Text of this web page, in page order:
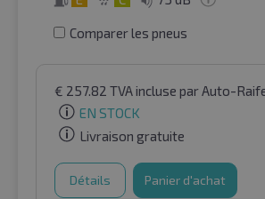
Comparer les pneus
€ 257.82 TVA incluse par Auto-
EN STOCK
Livraison gratuite
Détails Panier d'achat